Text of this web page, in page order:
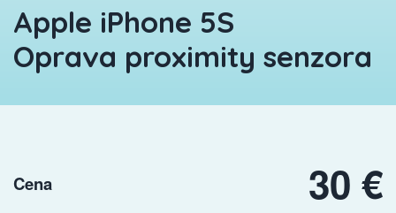
Apple iPhone 5S
Oprava proximity senzora
Cena 30 €